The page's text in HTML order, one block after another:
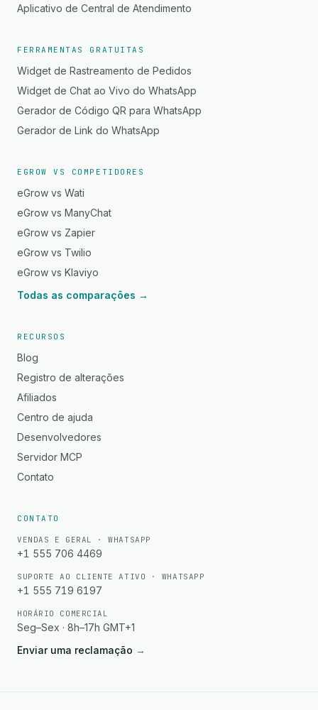
Aplicativo de Central de Atendimento
FERRAMENTAS GRATUITAS
Widget de Rastreamento de Pedidos
Widget de Chat ao Vivo do WhatsApp
Gerador de Código QR para WhatsApp
Gerador de Link do WhatsApp
EGROW VS COMPETIDORES
eGrow vs Wati
eGrow vs ManyChat
eGrow vs Zapier
eGrow vs Twilio
eGrow vs Klaviyo
Todas as comparações →
RECURSOS
Blog
Registro de alterações
Afiliados
Centro de ajuda
Desenvolvedores
Servidor MCP
Contato
CONTATO
VENDAS E GERAL · WHATSAPP
+1 555 706 4469
SUPORTE AO CLIENTE ATIVO · WHATSAPP
+1 555 719 6197
HORÁRIO COMERCIAL
Seg–Sex · 8h–17h GMT+1
Enviar uma reclamação →